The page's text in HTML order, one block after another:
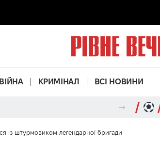
ВІЙНА КРИМІНАЛ ВСІ НОВИНИ
із штурмовиком легендарної бригади